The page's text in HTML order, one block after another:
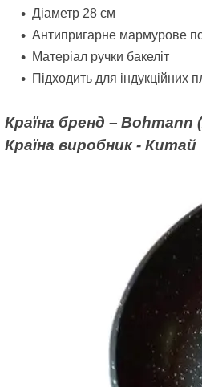
Діаметр 28 см
Антипригарне мармурове
Матеріал ручки бакеліт
Підходить для індукційних
Країна бренд – Bohmann
Країна виробник - Китай